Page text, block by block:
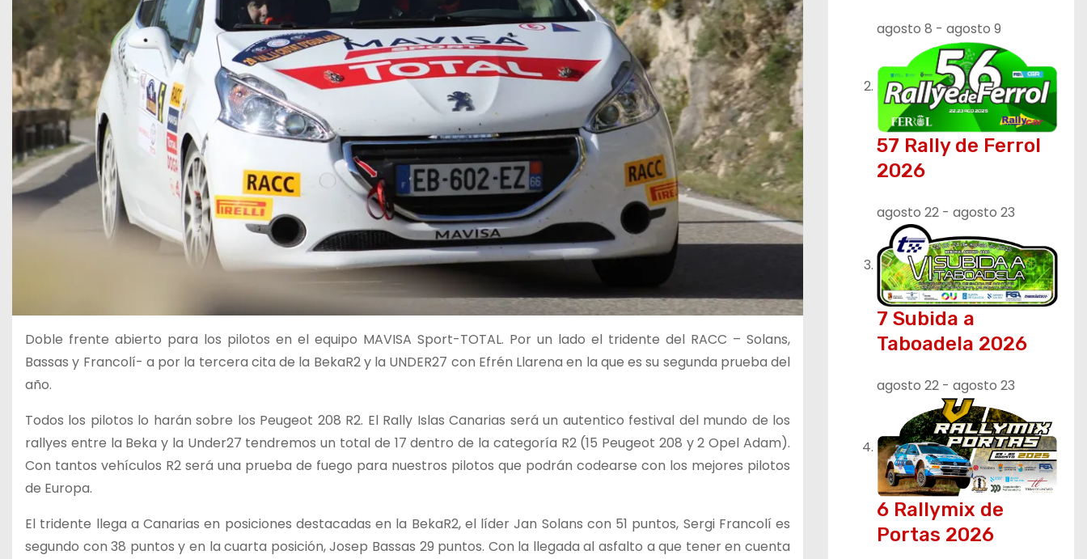
Doble frente abierto para los pilotos en el equipo MAVISA Sport-TOTAL. Por un lado el tridente del RACC – Solans,
Bassas y Francolí- a por la tercera cita de la BekaR2 y la UNDER27 con Efrén Llarena en la que es su segunda prueba del
año.
Todos los pilotos lo harán sobre los Peugeot 208 R2. El Rally Islas Canarias será un autentico festival del mundo de los
rallyes entre la Beka y la Under27 tendremos un total de 17 dentro de la categoría R2 (15 Peugeot 208 y 2 Opel Adam).
Con tantos vehículos R2 será una prueba de fuego para nuestros pilotos que podrán codearse con los mejores pilotos
de Europa.
El tridente llega a Canarias en posiciones destacadas en la BekaR2, el líder Jan Solans con 51 puntos, Sergi Francolí es
segundo con 38 puntos y en la cuarta posición, Josep Bassas 29 puntos. Con la llegada al asfalto a que tener en cuenta
agosto 8 - agosto 9
57 Rally de Ferrol
2026
agosto 22 - agosto 23
7 Subida a
Taboadela 2026
agosto 22 - agosto 23
6 Rallymix de
Portas 2026